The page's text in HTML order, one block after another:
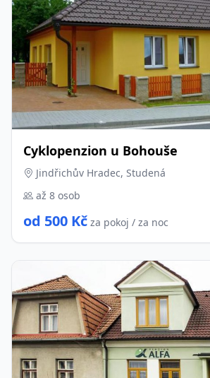
Cyklopenzion u Bohouše
Jindřichův Hradec, Studená
až 8 osob
od 500 Kč za pokoj / za noc